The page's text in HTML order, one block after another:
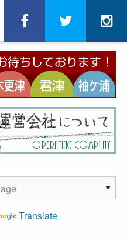
facebooktwitter
Translate